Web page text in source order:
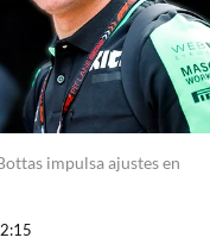
impulsa ajustes en